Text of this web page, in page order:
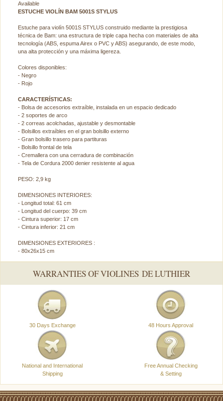
Available
ESTUCHE VIOLÍN BAM 5001S STYLUS
Estuche para violín 5001S STYLUS construido mediante la prestigiosa
técnica de Bam: una estructura de triple capa hecha con materiales de alta
tecnología (ABS, espuma Airex o PVC y ABS) asegurando, de este modo,
una alta protección y una máxima ligereza.
Colores disponibles:
- Negro
- Rojo
CARACTERÍSTICAS:
- Bolsa de accesorios extraíble, instalada en un espacio dedicado
- 2 soportes de arco
- 2 correas acolchadas, ajustable y desmontable
- Bolsillos extraíbles en el gran bolsillo externo
- Gran bolsillo trasero para partituras
- Bolsillo frontal de tela
- Cremallera con una cerradura de combinación
- Tela de Cordura 2000 denier resistente al agua
PESO: 2,9 kg
DIMENSIONES INTERIORES:
- Longitud total: 61 cm
- Longitud del cuerpo: 39 cm
- Cintura superior: 17 cm
- Cintura inferior: 21 cm
DIMENSIONES EXTERIORES :
- 80x26x15 cm
WARRANTIES OF VIOLINES DE LUTHIER
30 Days Exchange 48 Hours Approval
National and International
Shipping
Free Annual Checking
& Setting